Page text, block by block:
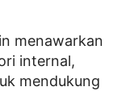
menawarkan
internal,
mendukung